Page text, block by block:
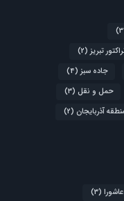
تبریز (2)
جاده سبز (4)
حمل و نقل (3)
آذربایجان (2)
(3)